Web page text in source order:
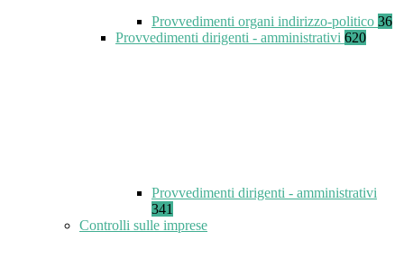
Provvedimenti organi indirizzo-politico 36
Provvedimenti dirigenti - amministrativi 620
Provvedimenti dirigenti - amministrativi
341
Controlli sulle imprese